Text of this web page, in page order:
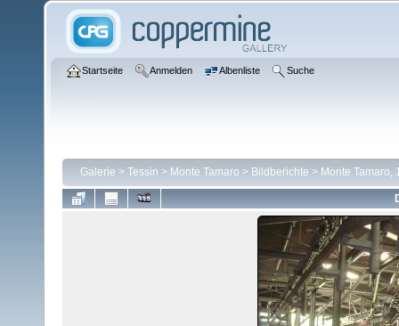
Startseite Anmelden Albenliste Suche
Galerie > Tessin > Monte Tamaro > Bildberichte > Monte Tamaro,